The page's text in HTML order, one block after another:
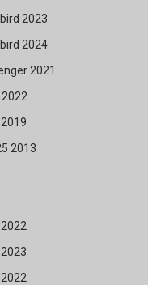
2023
2024
2021
2013